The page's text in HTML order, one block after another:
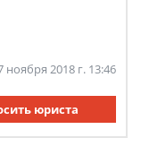
ноября 2018 г. 13:46
юриста